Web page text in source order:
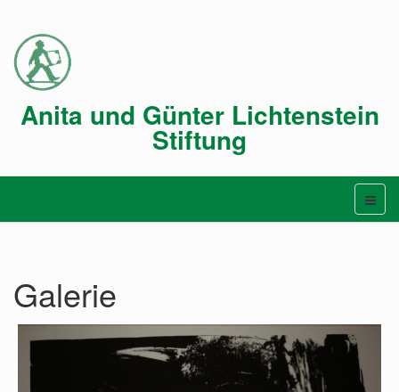
Anita und Günter Lichtenstein
Stiftung
Galerie